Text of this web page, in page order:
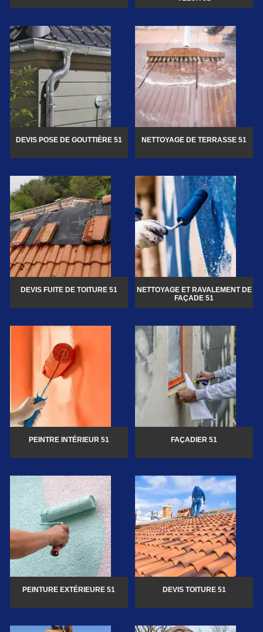
DEVIS POSE DE GOUTTIÈRE 51 NETTOYAGE DE TERRASSE 51
DEVIS FUITE DE TOITURE 51
NETTOYAGE ET RAVALEMENT DE
FAÇADE 51
PEINTRE INTÉRIEUR 51 FAÇADIER 51
PEINTURE EXTÉRIEURE 51 DEVIS TOITURE 51